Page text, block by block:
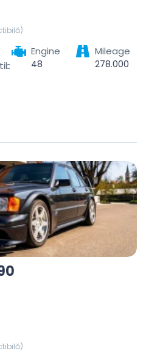
Engine
48
Mileage
278.000